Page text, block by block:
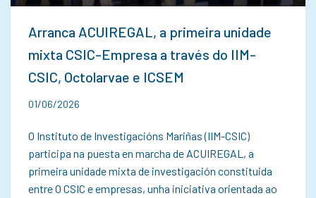
Arranca ACUIREGAL, a primeira unidade
mixta CSIC-Empresa a través do IIM-
CSIC, Octolarvae e ICSEM
01/06/2026
O Instituto de Investigacións Mariñas (IIM-CSIC)
participa na puesta en marcha de ACUIREGAL, a
primeira unidade mixta de investigación constituida
entre O CSIC e empresas, unha iniciativa orientada ao